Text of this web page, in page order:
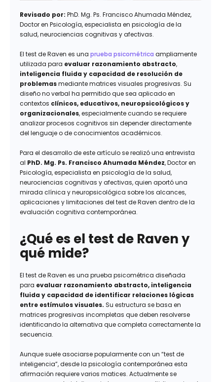
Revisado por: PhD. Mg. Ps. Francisco Ahumada Méndez,
Doctor en Psicología, especialista en psicología de la
salud, neurociencias cognitivas y afectivas.
El test de Raven es una prueba psicométrica ampliamente
utilizada para evaluar razonamiento abstracto,
inteligencia fluida y capacidad de resolución de
problemasmediante matrices visuales progresivas. Su
diseño no verbal ha permitido que sea aplicado en
contextos clínicos, educativos, neuropsicológicos y
organizacionales, especialmente cuando se requiere
analizar procesos cognitivos sin depender directamente
del lenguaje o de conocimientos académicos.
Para el desarrollo de este artículo se realizó una entrevista
al PhD. Mg. Ps. Francisco Ahumada Méndez, Doctor en
Psicología, especialista en psicología de la salud,
neurociencias cognitivas y afectivas, quien aportó una
mirada clínica y neuropsicológica sobre los alcances,
aplicaciones y limitaciones del test de Raven dentro de la
evaluación cognitiva contemporánea.
¿Qué es el test de Raven y
qué mide?
El test de Raven es una prueba psicométrica diseñada
para evaluar razonamiento abstracto, inteligencia
fluida y capacidad de identificar relaciones lógicas
entre estímulos visuales. Su estructura se basa en
matrices progresivas incompletas que deben resolverse
identificando la alternativa que completa correctamente la
secuencia.
Aunque suele asociarse popularmente con un “test de
inteligencia”, desde la psicología contemporánea esta
afirmación requiere varios matices. Actualmente se